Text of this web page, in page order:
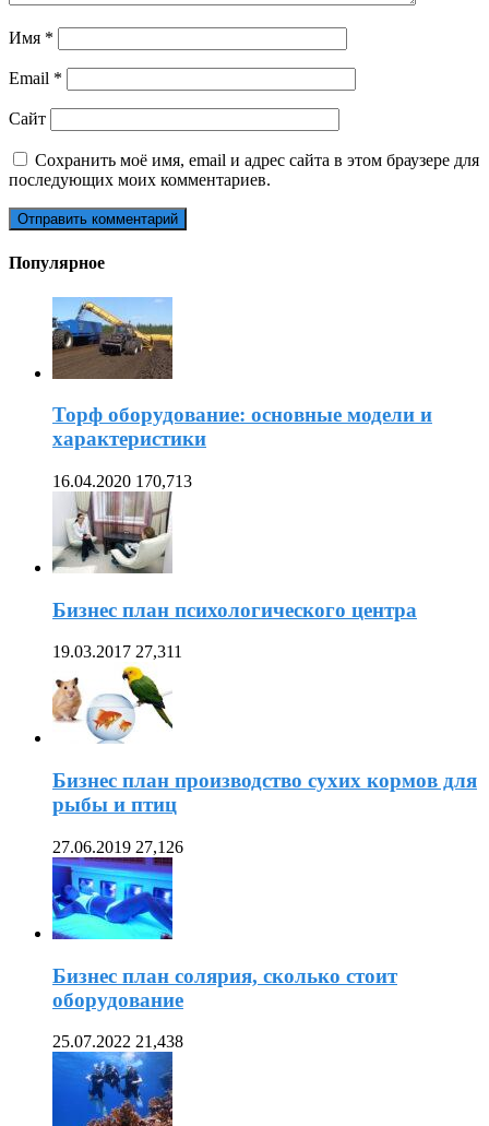
Имя *
Email *
Сайт
Сохранить моё имя, email и адрес сайта в этом браузере для
последующих моих комментариев.
Популярное
Торф оборудование: основные модели и
характеристики
16.04.2020 170,713
Бизнес план психологического центра
19.03.2017 27,311
Бизнес план производство сухих кормов для
рыбы и птиц
27.06.2019 27,126
Бизнес план солярия, сколько стоит
оборудование
25.07.2022 21,438